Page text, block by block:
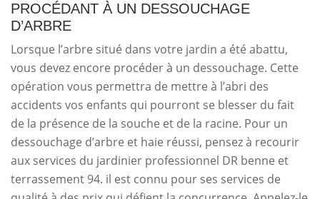
PROCÉDANT À UN DESSOUCHAGE
D’ARBRE
Lorsque l’arbre situé dans votre jardin a été abattu,
vous devez encore procéder à un dessouchage. Cette
opération vous permettra de mettre à l’abri des
accidents vos enfants qui pourront se blesser du fait
de la présence de la souche et de la racine. Pour un
dessouchage d’arbre et haie réussi, pensez à recourir
aux services du jardinier professionnel DR benne et
terrassement 94. il est connu pour ses services de